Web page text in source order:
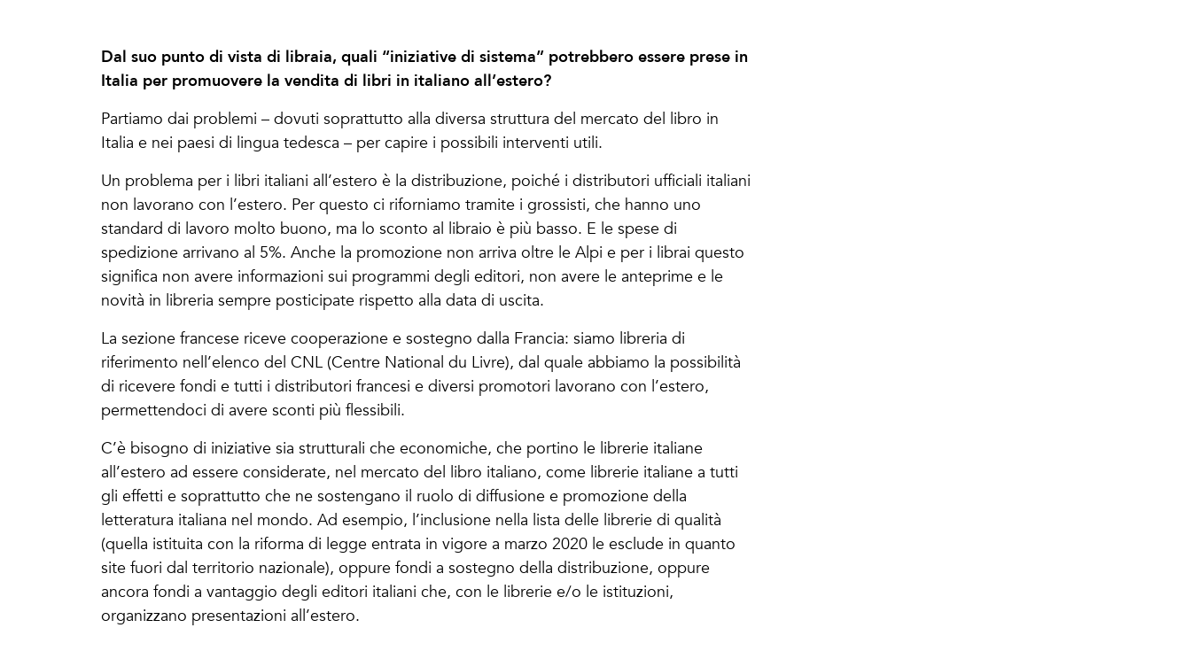
Dal suo punto di vista di libraia, quali “iniziative di sistema” potrebbero essere prese in
Italia per promuovere la vendita di libri in italiano all’estero?
Partiamo dai problemi – dovuti soprattutto alla diversa struttura del mercato del libro in
Italia e nei paesi di lingua tedesca – per capire i possibili interventi utili.
Un problema per i libri italiani all’estero è la distribuzione, poiché i distributori ufficiali italiani
non lavorano con l’estero. Per questo ci riforniamo tramite i grossisti, che hanno uno
standard di lavoro molto buono, ma lo sconto al libraio è più basso. E le spese di
spedizione arrivano al 5%. Anche la promozione non arriva oltre le Alpi e per i librai questo
significa non avere informazioni sui programmi degli editori, non avere le anteprime e le
novità in libreria sempre posticipate rispetto alla data di uscita.
La sezione francese riceve cooperazione e sostegno dalla Francia: siamo libreria di
riferimento nell’elenco del CNL (Centre National du Livre), dal quale abbiamo la possibilità
di ricevere fondi e tutti i distributori francesi e diversi promotori lavorano con l’estero,
permettendoci di avere sconti più flessibili.
C’è bisogno di iniziative sia strutturali che economiche, che portino le librerie italiane
all’estero ad essere considerate, nel mercato del libro italiano, come librerie italiane a tutti
gli effetti e soprattutto che ne sostengano il ruolo di diffusione e promozione della
letteratura italiana nel mondo. Ad esempio, l’inclusione nella lista delle librerie di qualità
(quella istituita con la riforma di legge entrata in vigore a marzo 2020 le esclude in quanto
site fuori dal territorio nazionale), oppure fondi a sostegno della distribuzione, oppure
ancora fondi a vantaggio degli editori italiani che, con le librerie e/o le istituzioni,
organizzano presentazioni all’estero.